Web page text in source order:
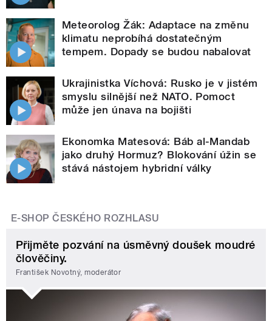
Meteorolog Žák: Adaptace na změnu
klimatu neprobíhá dostatečným
tempem. Dopady se budou nabalovat
Ukrajinistka Víchová: Rusko je v jistém
smyslu silnější než NATO. Pomoct
může jen únava na bojišti
Ekonomka Matesová: Báb al-Mandab
jako druhý Hormuz? Blokování úžin se
stává nástojem hybridní války
E-SHOP ČESKÉHO ROZHLASU
Přijměte pozvání na úsměvný doušek moudré
člověčiny.
František Novotný, moderátor